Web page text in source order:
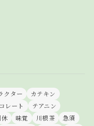
クター
カテキン
レート
テアニン
味覚 川根茶
急須